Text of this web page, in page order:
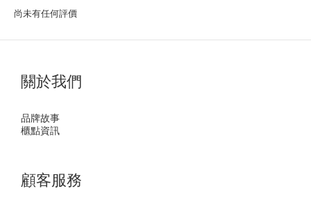
尚未有任何評價
關於我們
品牌故事
櫃點資訊
顧客服務